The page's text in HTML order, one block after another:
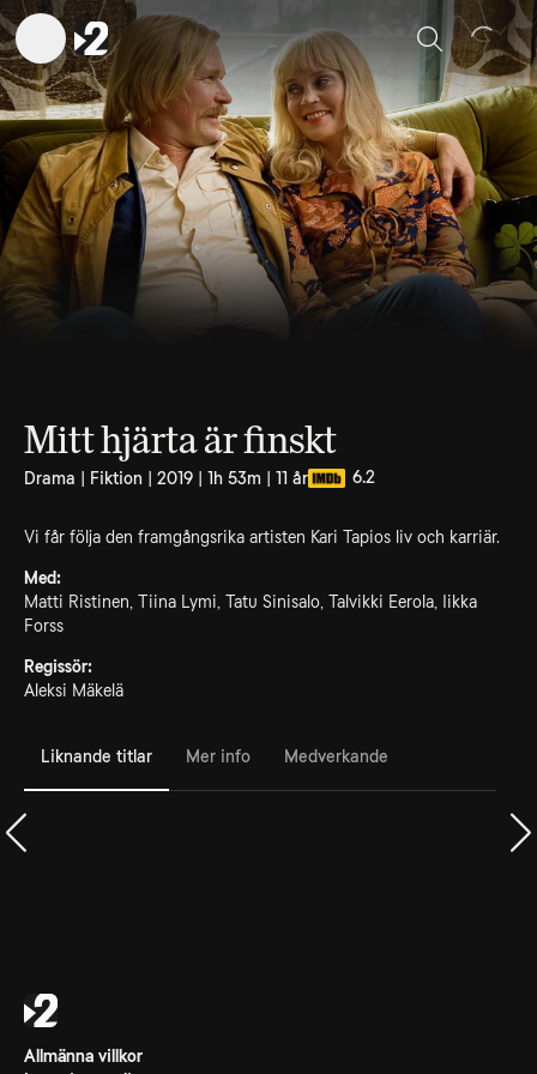
Sök
Mitt hjärta är finskt
Drama | Fiktion | 2019 | 1h 53m | 11 år 6.2
Vi får följa den framgångsrika artisten Kari Tapios liv och karriär.
Med:
Matti Ristinen, Tiina Lymi, Tatu Sinisalo, Talvikki Eerola, Iikka
Forss
Regissör:
Aleksi Mäkelä
Liknande titlar Mer info Medverkande
Allmänna villkor